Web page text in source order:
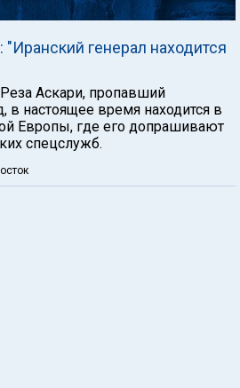
генерал находится
Аскари, пропавший
в настоящее время находится в
Европы, где его допрашивают
спецслужб.